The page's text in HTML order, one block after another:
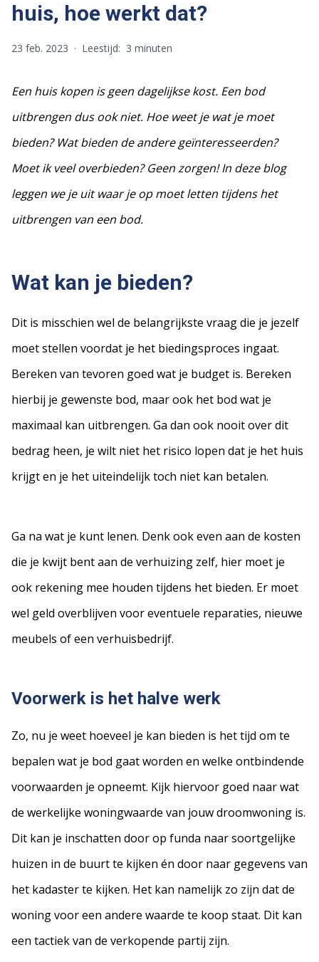
huis, hoe werkt dat?
23 feb. 2023 · Leestijd: 3 minuten
Een huis kopen is geen dagelijkse kost. Een bod
uitbrengen dus ook niet. Hoe weet je wat je moet
bieden? Wat bieden de andere geïnteresseerden?
Moet ik veel overbieden?Geen zorgen! In deze blog
leggen we je uit waar je op moet letten tijdens het
uitbrengen van een bod.
Wat kan je bieden?
Dit is misschien wel de belangrijkste vraag die je jezelf
moet stellen voordat je het biedingsproces ingaat.
Bereken van tevoren goed wat je budget is. Bereken
hierbij je gewenste bod, maar ook het bod wat je
maximaal kan uitbrengen. Ga dan ook nooit over dit
bedrag heen, je wilt niet het risico lopen dat je het huis
krijgt en je het uiteindelijk toch niet kan betalen.
Ga na wat je kunt lenen. Denk ook even aan de kosten
die je kwijt bent aan de verhuizing zelf, hier moet je
ook rekening mee houden tijdens het bieden. Er moet
wel geld overblijven voor eventuele reparaties, nieuwe
meubels of een verhuisbedrijf.
Voorwerk is het halve werk
Zo, nu je weet hoeveel je kan bieden is het tijd om te
bepalen wat je bod gaat worden en welke ontbindende
voorwaarden je opneemt. Kijk hiervoor goed naar wat
de werkelijke woningwaarde van jouw droomwoning is.
Dit kan je inschatten door op funda naar soortgelijke
huizen in de buurt te kijken én door naar gegevens van
het kadaster te kijken. Het kan namelijk zo zijn dat de
woning voor een andere waarde te koop staat. Dit kan
een tactiek van de verkopende partij zijn.